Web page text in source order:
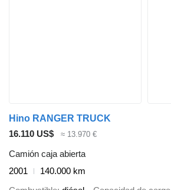
Hino RANGER TRUCK
16.110 US$
≈ 13.970 €
Camión caja abierta
2001
140.000 km